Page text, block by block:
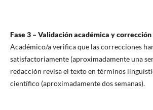
Fase 3 – Validación académica y
Académico/a verifica que las correcciones
satisfactoriamente (aproximadamente una
redacción revisa el texto en términos
científico (aproximadamente dos semanas).